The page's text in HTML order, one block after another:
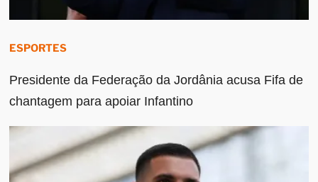
ESPORTES
Presidente da Federação da Jordânia acusa Fifa de
chantagem para apoiar Infantino